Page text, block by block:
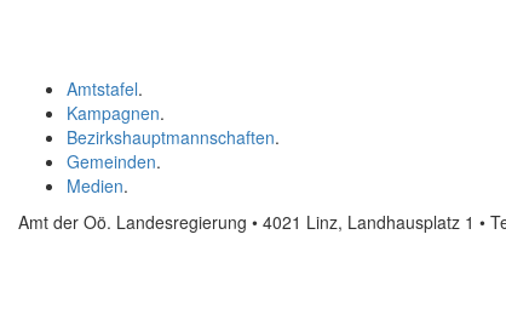
Amtstafel.
Kampagnen.
Bezirkshauptmannschaften.
Gemeinden.
Medien.
Amt der Oö. Landesregierung • 4021 Linz, Landhausplatz 1 •